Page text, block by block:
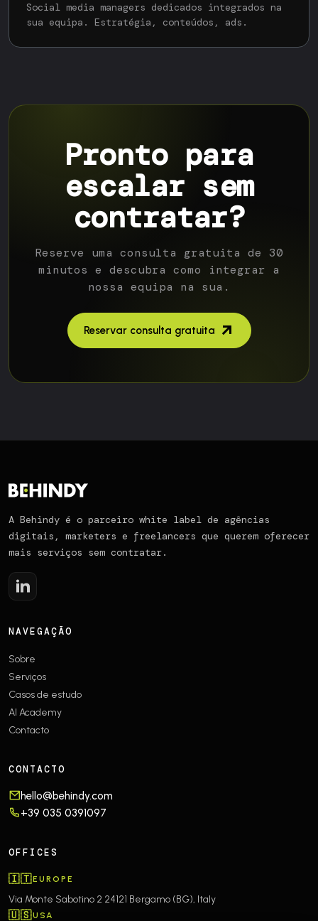
Social media managers dedicados integrados na
sua equipa. Estratégia, conteúdos, ads.
Pronto para
escalar sem
contratar?
Reserve uma consulta gratuita de 30
minutos e descubra como integrar a
nossa equipa na sua.
Reservar consulta gratuita
A Behindy é o parceiro white label de agências
digitais, marketers e freelancers que querem oferecer
mais serviços sem contratar.
NAVEGAÇÃO
Sobre
Serviços
Casos de estudo
AI Academy
Contacto
CONTACTO
hello@behindy.com
+39 035 0391097
OFFICES
🇮🇹EUROPE
Via Monte Sabotino 2 24121 Bergamo (BG), Italy
🇺🇸USA